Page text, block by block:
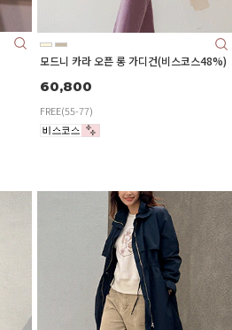
모드니 카라 오픈 롱 가디건(비스코스48%)
60,800
FREE(55-77)